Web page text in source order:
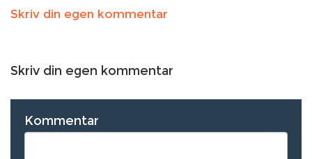
Skriv din egen kommentar
Skriv din egen kommentar
Kommentar